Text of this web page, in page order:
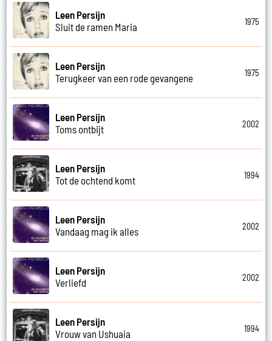
Leen Persijn
Sluit de ramen Maria
1975
Leen Persijn
Terugkeer van een rode gevangene
1975
Leen Persijn
Toms ontbijt
2002
Leen Persijn
Tot de ochtend komt
1994
Leen Persijn
Vandaag mag ik alles
2002
Leen Persijn
Verliefd
2002
Leen Persijn
Vrouw van Ushuaia
1994